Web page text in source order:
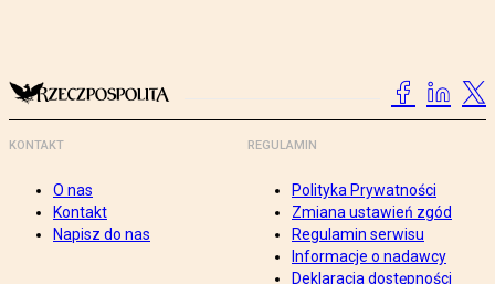
KONTAKT
O nas
Kontakt
Napisz do nas
REGULAMIN
Polityka Prywatności
Zmiana ustawień zgód
Regulamin serwisu
Informacje o nadawcy
Deklaracja dostępności